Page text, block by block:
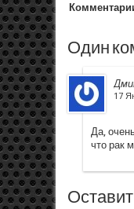
Один
17
Да,
что рак